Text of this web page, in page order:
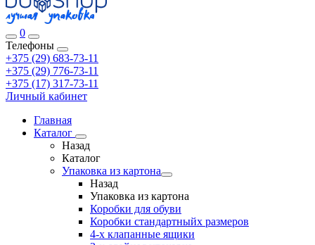
0
Телефоны
+375 (29) 683-73-11
+375 (29) 776-73-11
+375 (17) 317-73-11
Личный кабинет
Главная
Каталог
Назад
Каталог
Упаковка из картона
Назад
Упаковка из картона
Коробки для обуви
Коробки стандартныйх размеров
4-х клапанные ящики